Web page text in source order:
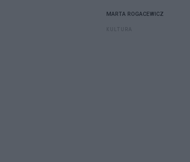
MARTA ROGACEWICZ